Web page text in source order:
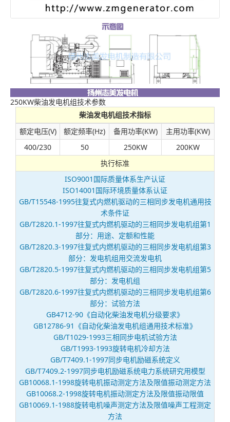
250KW柴油发电机组技术参数
柴油发电机组技术指标
额定电压(V)
额定频率(Hz) 备用功率(KW)
主用功率(KW)
400/230
50 250KW
200KW
执行标准
ISO9001国际质量体系生产认证
ISO14001国际环境质量体系认证
GB/T15548-1995往复式内燃机驱动的三相同步发电机通用技
术条件证
GB/T2820.1-1997往复式内燃机驱动的三相同步发电机组第1
部分：用途、定额和性能
GB/T2820.3-1997往复式内燃机驱动的三相同步发电机组第3
部分：发电机组用交流发电机
GB/T2820.5-1997往复式内燃机驱动的三相同步发电机组第5
部分：发电机组
GB/T2820.6-1997往复式内燃机驱动的三相同步发电机组第6
部分：试验方法
GB4712-90《自动化柴油发电机分级要求》
GB12786-91《自动化柴油发电机组通用技术标准》
GB/T1029-1993三相同步电机试验方法
GB/T1993-1993旋转电机冷却方法
GB/T7409.1-1997同步电机励磁系统定义
GB/T7409.2-1997同步电机励磁系统电力系统研究用模型
GB10068.1-1998旋转电机振动测定方法及限值振动测定方法
GB10068.2-1998旋转电机振动测定方法及限值振动限值
GB10069.1-1988旋转电机噪声测定方法及限值噪声工程测定
方法